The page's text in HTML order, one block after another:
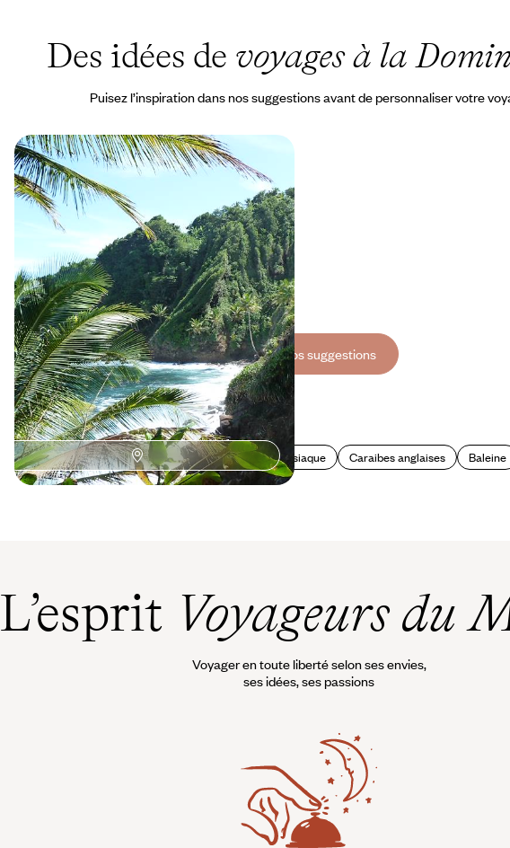
Des idées de voyages à la
Puisez l’inspiration dans nos suggestions avant de personnaliser votre
La Dominique et Antigua en
adresses d'exception - Entre jungle
et sable chaud, le luxe de l'intimité
Les Caraïbes, oui, mais en deux temps et tout en
volupté : calme, nature préservée et cocons
privilégiés
9 jours, de 6300 à 7500 €
Toutes nos suggestions
Observation Animaux Ile paradisiaque Caraibes anglaises Baleine
L’esprit Voyageurs du
Voyager en toute liberté selon ses envies,
ses idées, ses passions